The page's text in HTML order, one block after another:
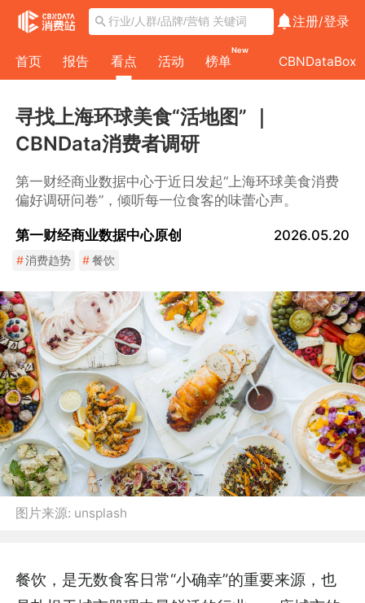
注册/登录
首页 报告 看点 活动 榜单
New
CBNDataBox
寻找上海环球美食“活地图” ｜
CBNData消费者调研
第一财经商业数据中心于近日发起“上海环球美食消费
偏好调研问卷”，倾听每一位食客的味蕾心声。
第一财经商业数据中心原创 2026.05.20
#消费趋势 #餐饮
图片来源: unsplash
餐饮，是无数食客日常“小确幸”的重要来源，也